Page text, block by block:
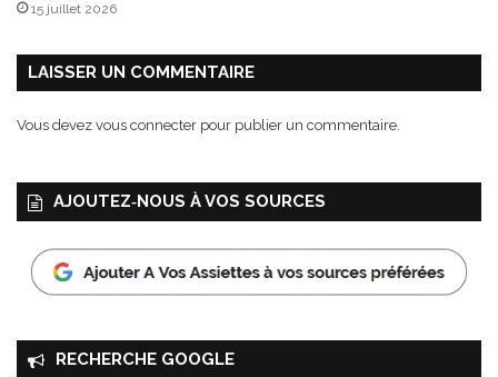
15 juillet 2026
LAISSER UN COMMENTAIRE
Vous devez vous connecter pour publier un commentaire.
AJOUTEZ‑NOUS À VOS SOURCES
RECHERCHE GOOGLE